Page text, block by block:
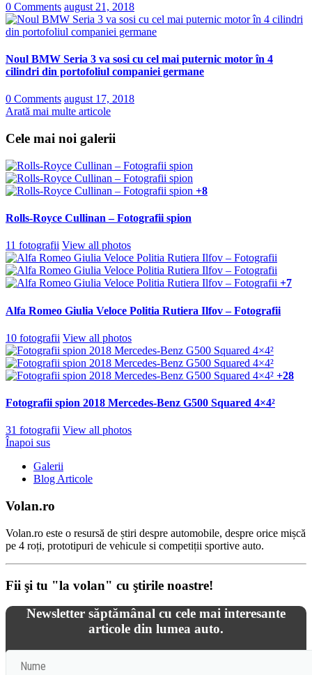
0 Comments august 21, 2018
Noul BMW Seria 3 va sosi cu cel mai puternic motor în 4
cilindri din portofoliul companiei germane
0 Comments august 17, 2018
Arată mai multe articole
Cele mai noi galerii
+8
Rolls-Royce Cullinan – Fotografii spion
11 fotografii View all photos
+7
Alfa Romeo Giulia Veloce Politia Rutiera Ilfov – Fotografii
10 fotografii View all photos
+28
Fotografii spion 2018 Mercedes-Benz G500 Squared 4×4²
31 fotografii View all photos
Înapoi sus
Galerii
Blog Articole
Volan.ro
Volan.ro este o resursă de știri despre automobile, despre orice mișcă
pe 4 roți, prototipuri de vehicule si competiții sportive auto.
Fii şi tu "la volan" cu ştirile noastre!
Newsletter săptămânal cu cele mai interesante
articole din lumea auto.